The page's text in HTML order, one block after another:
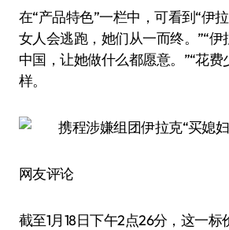
在“产品特色”一栏中，可看到“伊
女人会逃跑，她们从一而终。”“
中国，让她做什么都愿意。”“花费
样。
网友评论
截至1月18日下午2点26分，这一